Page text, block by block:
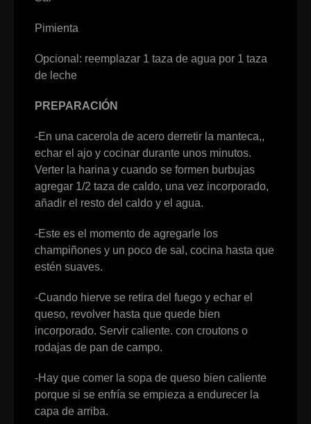
Pimienta
Opcional: reemplazar 1 taza de agua por 1 taza
de leche
PREPARACIÓN
-En una cacerola de acero derretir la manteca,,
echar el ajo y cocinar durante unos minutos.
Verter la harina y cuando se formen burbujas
agregar 1/2 taza de caldo, una vez incorporado,
añadir el resto del caldo y el agua.
-Este es el momento de agregarle los
champiñones y un poco de sal, cocina hasta que
estén suaves.
-Cuando hierve se retira del fuego y echar el
queso, revolver hasta que quede bien
incorporado. Servir caliente. con croutons o
rodajas de pan de campo.
-Hay que comer la sopa de queso bien caliente
porque si se enfría se empieza a endurecer la
capa de arriba.